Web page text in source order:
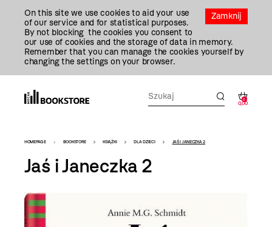
Zamknij
On this site we use cookies to aid your use
of our service and for statistical purposes.
By not blocking the cookies you consent to
our use of cookies and the storage of data in memory.
Remember that you can manage the cookies yourself by
changing the settings on your browser.
0
0,00
Bookstore
-
szablon
szczegóły
HOMEPAGE BOOKSTORE KSIĄŻKI DLA DZIECI JAŚ I JANECZKA 2
Jaś i Janeczka 2